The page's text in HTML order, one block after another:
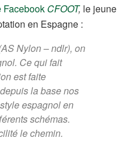
Facebook CFOOT, le jeune
en Espagne :
Nylon – ndlr), on
Ce qui fait
est faite
la base nos
espagnol en
schémas.
le chemin.